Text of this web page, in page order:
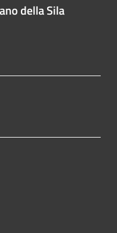
della Sila